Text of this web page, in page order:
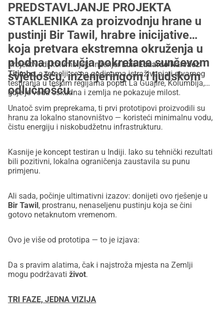
PREDSTAVLJANJE PROJEKTA
STAKLENIKA za proizvodnju hrane u
pustinji Bir Tawil , hrabre inicijative
koja pretvara ekstremna okruženja u
plodna područja pokretana sunčevom
svjetlošću, inženjeringom i ljudskom
odlučnošću.
Projekt vodi kolumbijski inženjerLuis Eduardo Narváez
Titimbo, a temelji se na godinama istraživanja i stvarnog
testiranja u teškim regijama poput La Guajire, Kolumbija,
gdje je voda oskudna i zemlja ne pokazuje milost.
Unatoč svim preprekama, ti prvi prototipovi proizvodili su
hranu za lokalno stanovništvo — koristeći minimalnu vodu,
čistu energiju i niskobudžetnu infrastrukturu.
Kasnije je koncept testiran u Indiji. Iako su tehnički rezultati
bili pozitivni, lokalna ograničenja zaustavila su punu
primjenu.
Ali sada, počinje ultimativni izazov: donijeti ovo rješenje u
Bir Tawil , prostranu, nenaseljenu pustinju koja se čini
gotovo netaknutom vremenom.
Ovo je više od prototipa — to je izjava:
Da s pravim alatima, čak i najstroža mjesta na Zemlji
mogu podržavati život.
TRI FAZE, JEDNA VIZIJA